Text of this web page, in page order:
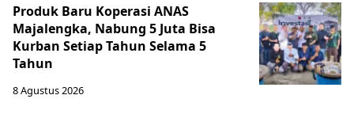
Produk Baru Koperasi ANAS
Majalengka, Nabung 5 Juta Bisa
Kurban Setiap Tahun Selama 5
Tahun
8 Agustus 2026